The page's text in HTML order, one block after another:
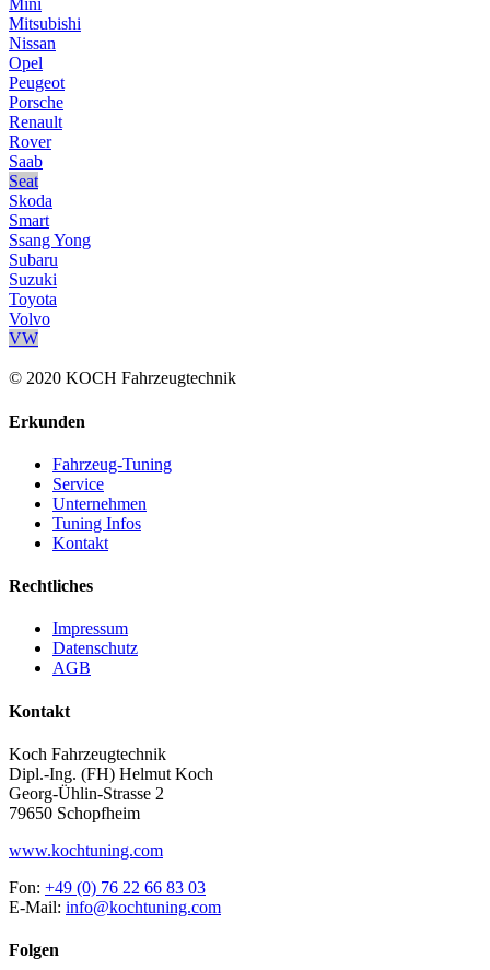
Mini
Mitsubishi
Nissan
Opel
Peugeot
Porsche
Renault
Rover
Saab
Seat
Skoda
Smart
Ssang Yong
Subaru
Suzuki
Toyota
Volvo
VW
© 2020 KOCH Fahrzeugtechnik
Erkunden
Fahrzeug-Tuning
Service
Unternehmen
Tuning Infos
Kontakt
Rechtliches
Impressum
Datenschutz
AGB
Kontakt
Koch Fahrzeugtechnik
Dipl.-Ing. (FH) Helmut Koch
Georg-Ühlin-Strasse 2
79650 Schopfheim
www.kochtuning.com
Fon: +49 (0) 76 22 66 83 03
E-Mail: info@kochtuning.com
Folgen